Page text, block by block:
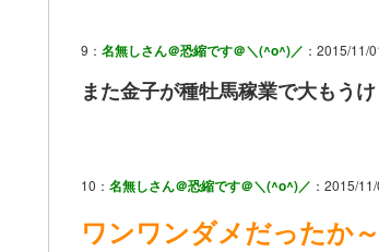
9： 名無しさん＠恐縮です＠＼(^o^)／ ：2015/11/
また金子が種牡馬稼業で大もうけ
10： 名無しさん＠恐縮です＠＼(^o^)／ ：2015/
ワンワンダメだったか～